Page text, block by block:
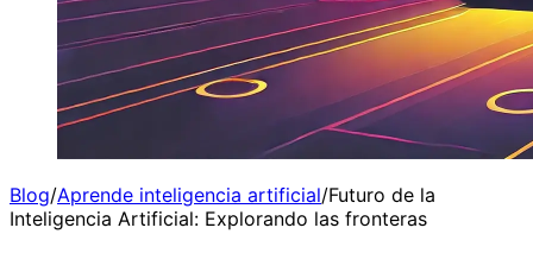
Blog/Aprende inteligencia artificial/Futuro de la
Inteligencia Artificial: Explorando las fronteras